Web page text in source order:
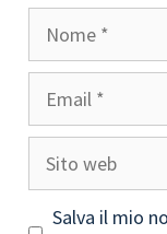
Sito
web
Salva il mio